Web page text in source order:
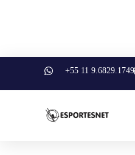
+55 11 9.6829.1749